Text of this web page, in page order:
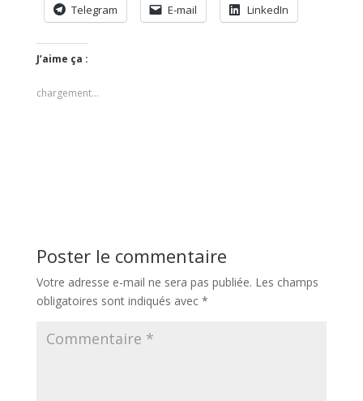
Telegram E-mail LinkedIn
J’aime ça :
chargement…
Poster le commentaire
Votre adresse e-mail ne sera pas publiée. Les champs
obligatoires sont indiqués avec *